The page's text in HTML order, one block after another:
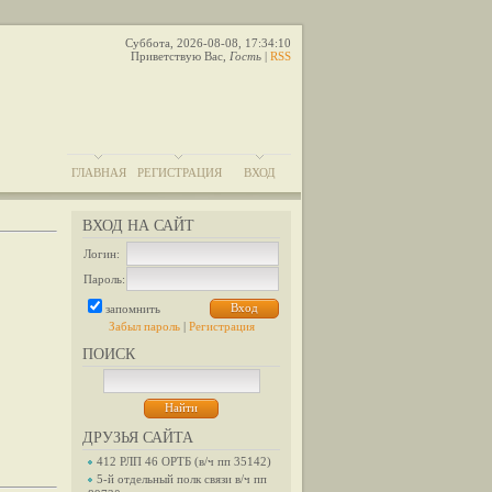
Суббота, 2026-08-08, 17:34:10
Приветствую Вас Гость | RSS
ГЛАВНАЯ РЕГИСТРАЦИЯ ВХОД
ВХОД НА САЙТ
Логин:
Пароль:
запомнить
Забыл пароль| Регистрация
ПОИСК
ДРУЗЬЯ САЙТА
412 РЛП 46 ОРТБ (в/ч пп 35142)
5-й отдельный полк связи в/ч пп